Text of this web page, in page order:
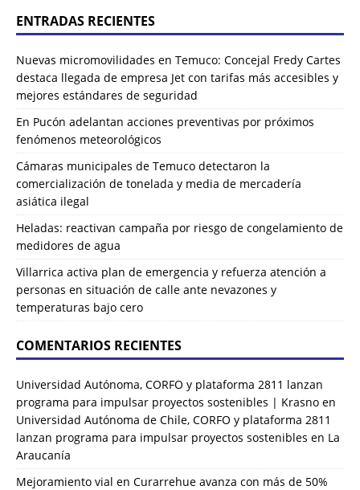
ENTRADAS RECIENTES
Nuevas micromovilidades en Temuco: Concejal Fredy Cartes
destaca llegada de empresa Jet con tarifas más accesibles y
mejores estándares de seguridad
En Pucón adelantan acciones preventivas por próximos
fenómenos meteorológicos
Cámaras municipales de Temuco detectaron la
comercialización de tonelada y media de mercadería
asiática ilegal
Heladas: reactivan campaña por riesgo de congelamiento de
medidores de agua
Villarrica activa plan de emergencia y refuerza atención a
personas en situación de calle ante nevazones y
temperaturas bajo cero
COMENTARIOS RECIENTES
Universidad Autónoma, CORFO y plataforma 2811 lanzan
programa para impulsar proyectos sostenibles | Krasno en
Universidad Autónoma de Chile, CORFO y plataforma 2811
lanzan programa para impulsar proyectos sostenibles en La
Araucanía
Mejoramiento vial en Curarrehue avanza con más de 50%